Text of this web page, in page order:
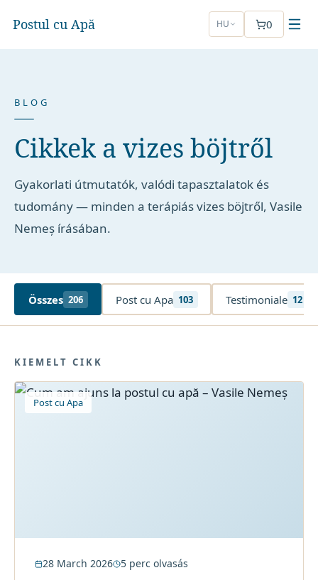
Postul cu Apă HU 0
BLOG
Cikkek a vizes böjtről
Gyakorlati útmutatók, valódi tapasztalatok és
tudomány — minden a terápiás vizes böjtről, Vasile
Nemeș írásában.
Összes 206 Post cu Apa 103 Testimoniale 12
KIEMELT CIKK
Post cu Apa
28 March 2026 5 perc olvasás